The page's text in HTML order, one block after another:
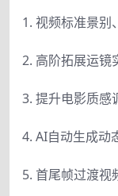
1. 视频标准景别
2. 高阶拓展运镜
3. 提升电影质感
4. AI自动生成动
5. 首尾帧过渡视